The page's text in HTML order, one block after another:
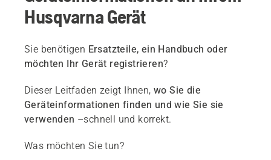
Husqvarna Gerät
Sie benötigen Ersatzteile, ein Handbuch oder
möchten Ihr Gerät registrieren?
Dieser Leitfaden zeigt Ihnen, wo Sie die
Geräteinformationen finden und wie Sie sie
verwenden –schnell und korrekt.
Was möchten Sie tun?